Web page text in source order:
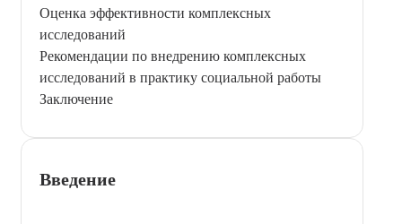
Оценка эффективности комплексных
исследований
Рекомендации по внедрению комплексных
исследований в практику социальной работы
Заключение
Введение